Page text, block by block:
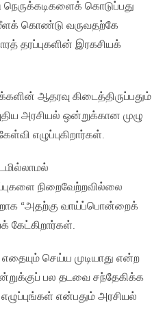
கொடுப்பது
மீளக் கொண்டு வருவதற்கே
தரப்புகளின் இரகசியக்
ஆதரவு கிடைத்திருப்பதும்
அரசியல் ஒன்றுக்கான முழு
எழுப்புகிறார்கள்.
நிறைவேற்றவில்லை
“அதற்கு வாய்ப்பொன்றைக்
கேட்கிறார்கள்.
செய்ய முடியாது என்ற
பல தடவை சந்தேகிக்க
என்பதும் அரசியல்